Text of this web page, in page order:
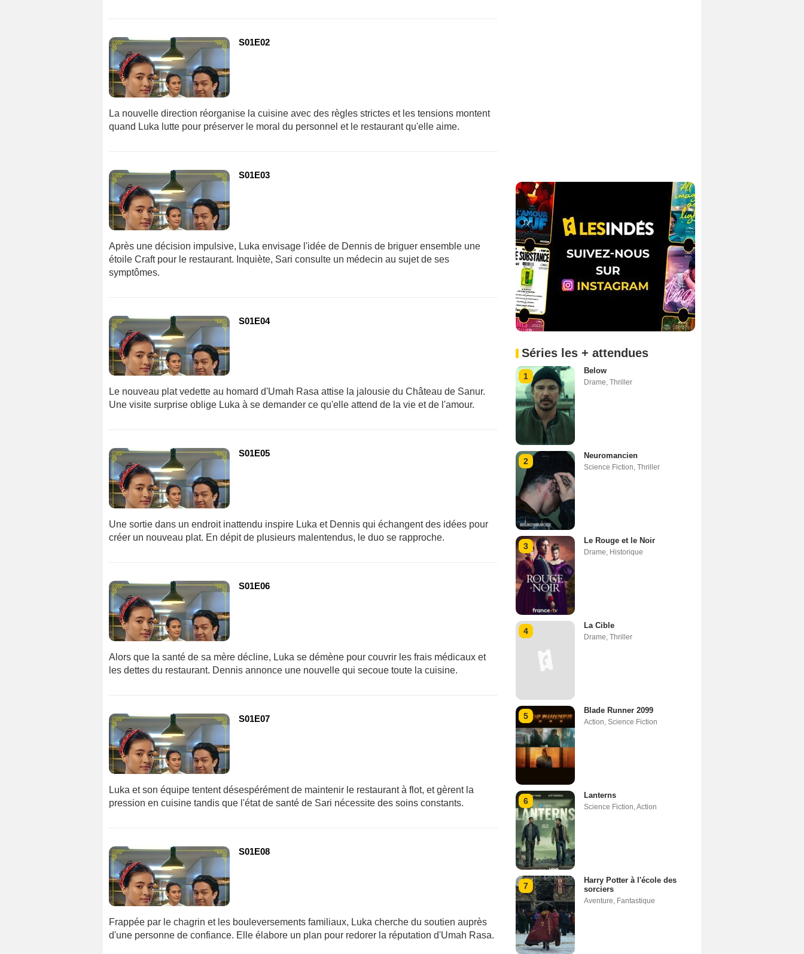
S01E02
La nouvelle direction réorganise la cuisine avec des règles strictes et les tensions montent
quand Luka lutte pour préserver le moral du personnel et le restaurant qu'elle aime.
S01E03
Après une décision impulsive, Luka envisage l'idée de Dennis de briguer ensemble une
étoile Craft pour le restaurant. Inquiète, Sari consulte un médecin au sujet de ses
symptômes.
S01E04
Le nouveau plat vedette au homard d'Umah Rasa attise la jalousie du Château de Sanur.
Une visite surprise oblige Luka à se demander ce qu'elle attend de la vie et de l'amour.
S01E05
Une sortie dans un endroit inattendu inspire Luka et Dennis qui échangent des idées pour
créer un nouveau plat. En dépit de plusieurs malentendus, le duo se rapproche.
S01E06
Alors que la santé de sa mère décline, Luka se démène pour couvrir les frais médicaux et
les dettes du restaurant. Dennis annonce une nouvelle qui secoue toute la cuisine.
S01E07
Luka et son équipe tentent désespérément de maintenir le restaurant à flot, et gèrent la
pression en cuisine tandis que l'état de santé de Sari nécessite des soins constants.
S01E08
Frappée par le chagrin et les bouleversements familiaux, Luka cherche du soutien auprès
d'une personne de confiance. Elle élabore un plan pour redorer la réputation d'Umah Rasa.
Séries les + attendues
1
Below
Drame Thriller
2
Neuromancien
Science Fiction Thriller
3
Le Rouge et le Noir
Drame Historique
4
La Cible
Drame Thriller
5
Blade Runner 2099
Action Science Fiction
6
Lanterns
Science Fiction Action
7
Harry Potter à l'école des
sorciers
Aventure Fantastique